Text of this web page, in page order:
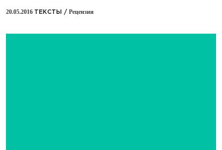
20.05.2016 ТЕКСТЫ / Рецензии